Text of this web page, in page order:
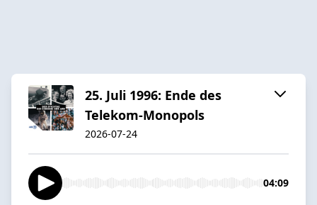
25. Juli 1996: Ende des
Telekom-Monopols
2026-07-24
04:09